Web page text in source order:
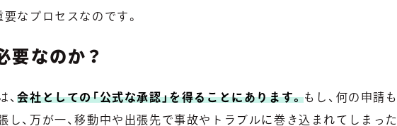
なプロセスなのです。
要なのか？
、会社としての「公式な承認」を得ることにあります。もし、何の申請も
し、万が一、移動中や出張先で事故やトラブルに巻き込まれてしまった